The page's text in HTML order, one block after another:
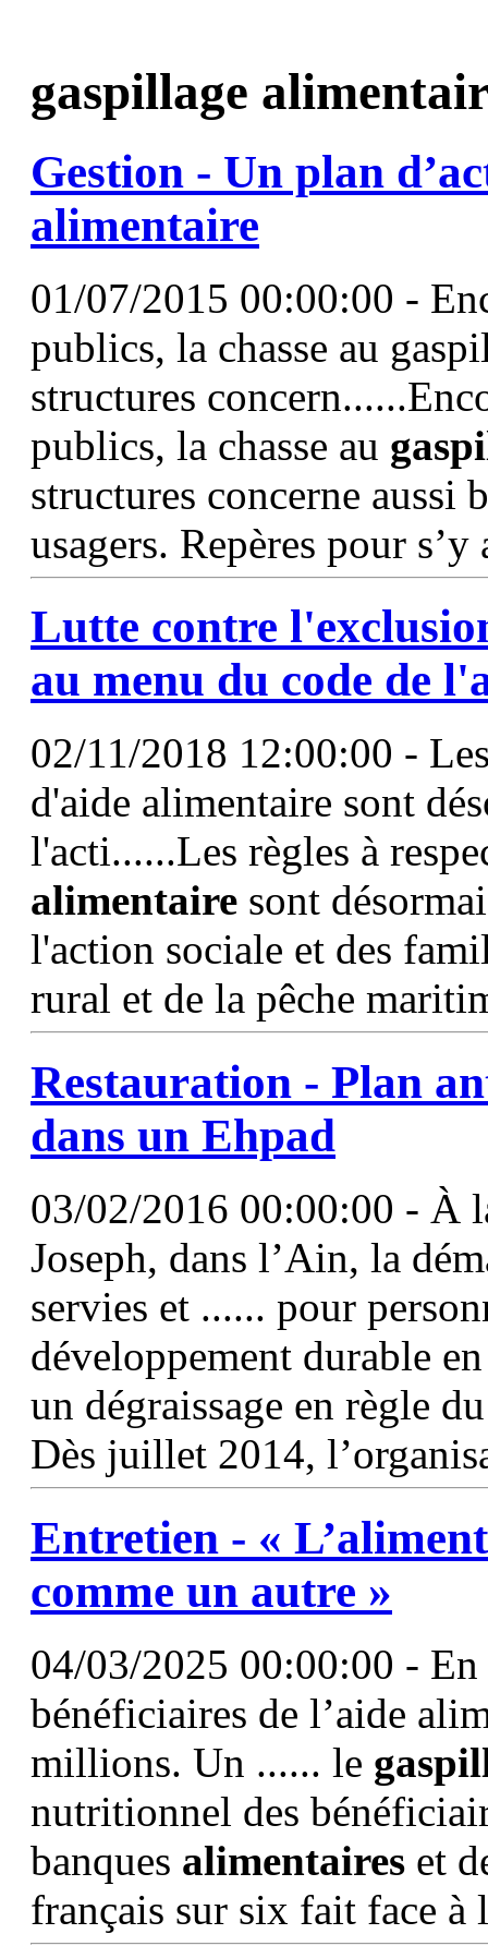
gaspillage
Gestion - Un plan
alimentaire
01/07/2015 00:00:00 -
publics, la chasse au
structures
publics, la chasse au
structures concerne aussi
usagers. Repères pour
Lutte contre
au menu du code de
02/11/2018 12:00:00 -
d'aide alimentaire sont
l'acti......Les règles à
alimentaire sont
l'action sociale et des
rural et de la pêche
Restauration - Plan
dans un Ehpad
03/02/2016 00:00:00 - À
Joseph, dans l’Ain, la
servies et ...... pour
développement durable
un dégraissage en règle
Dès juillet 2014,
Entretien - «
comme un autre »
04/03/2025 00:00:00 - En
bénéficiaires de l’aide
millions. Un ...... le
nutritionnel des
banques alimentaires et
français sur six fait face à